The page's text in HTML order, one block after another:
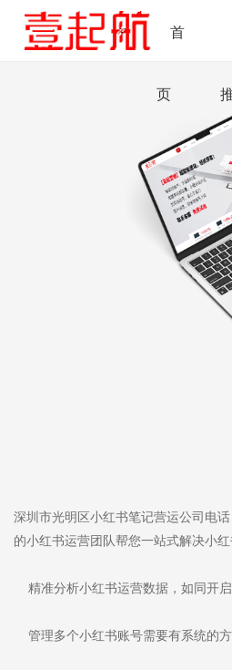
首
页
深圳市光明区小红书笔记营运公司电
的小红书运营团队帮您一站式解决小
精准分析小红书运营数据，如同开启
管理多个小红书账号需要有系统的方